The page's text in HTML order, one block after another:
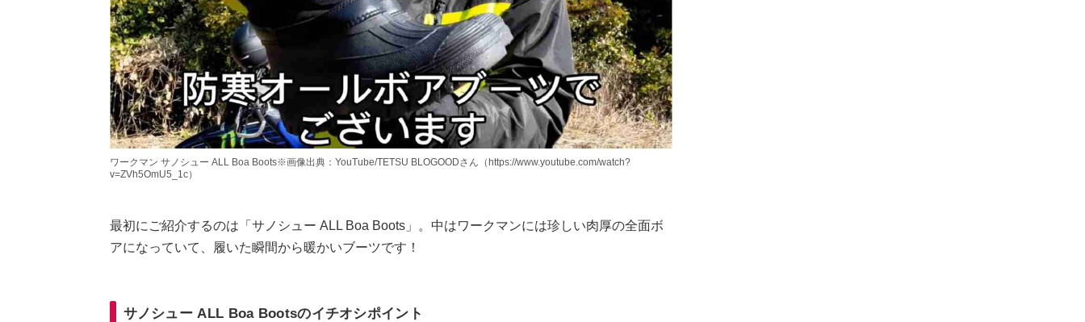
ワークマン サノシュー ALL Boa Boots※画像出典：YouTube/TETSU BLOGOODさん（https://www.youtube.com/watch?
v=ZVh5OmU5_1c）
最初にご紹介するのは「サノシュー ALL Boa Boots」。中はワークマンには珍しい肉厚の全面ボ
アになっていて、履いた瞬間から暖かいブーツです！
サノシュー ALL Boa Bootsのイチオシポイント